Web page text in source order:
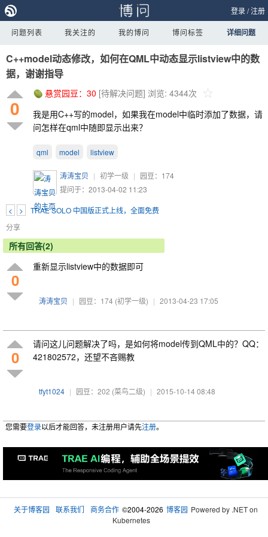
登录/注册
问题列表 我关注的 我的博问 博问标签 详细问题
C++model动态修改，如何在QML中动态显示listview中的数
据，谢谢指导
0
悬赏园豆： 30 [待解决问题] 浏览: 4344次
我是用C++写的model，如果我在model中临时添加了数据，请
问怎样在qml中随即显示出来？
qml model listview
涛涛宝贝 | 初学一级 | 园豆： 174
提问于：2013-04-02 11:23
< >
TRAE SOLO 中国版正式上线，全面免费
分享
所有回答(2)
0
重新显示listview中的数据即可
涛涛宝贝 | 园豆：174 (初学一级) | 2013-04-23 17:05
0
请问这儿问题解决了吗，是如何将model传到QML中的？QQ：
421802572，还望不吝赐教
tfyt1024 | 园豆：202 (菜鸟二级) | 2015-10-14 08:48
您需要登录以后才能回答，未注册用户请先注册。
关于博客园 联系我们 商务合作 ©2004-2026 博客园 Powered by .NET on
Kubernetes